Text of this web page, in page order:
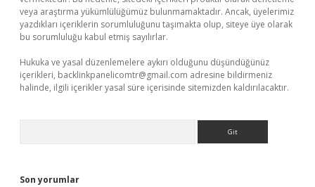
veya araştırma yükümlülüğümüz bulunmamaktadır. Ancak, üyelerimiz
yazdıkları içeriklerin sorumluluğunu taşımakta olup, siteye üye olarak
bu sorumluluğu kabul etmiş sayılırlar.
Hukuka ve yasal düzenlemelere aykırı olduğunu düşündüğünüz
içerikleri, backlinkpanelicomtr@gmail.com adresine bildirmeniz
halinde, ilgili içerikler yasal süre içerisinde sitemizden kaldırılacaktır.
Son yorumlar